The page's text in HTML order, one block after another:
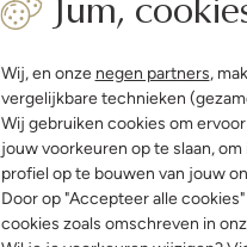
Wij, en onze negen partners,
vergelijkbare technieken
Wij gebruiken cookies om
jouw voorkeuren op te slaan,
profiel op te bouwen van jouw
Door op "Accepteer alle
cookies zoals omschreven in